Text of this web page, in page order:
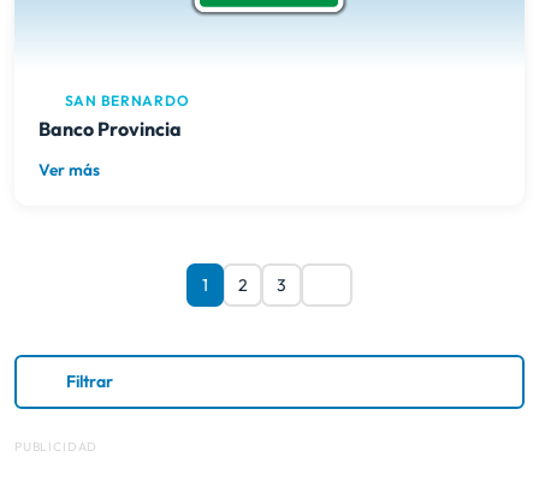
SAN BERNARDO
Banco Provincia
Ver más
1 2 3
Filtrar
PUBLICIDAD